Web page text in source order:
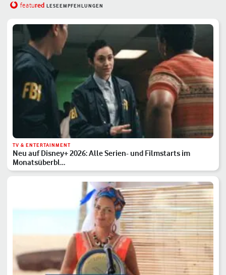
featured LESEEMPFEHLUNGEN
TV & ENTERTAINMENT
Neu auf Disney+ 2026: Alle Serien- und Filmstarts im
Monatsüberbl…